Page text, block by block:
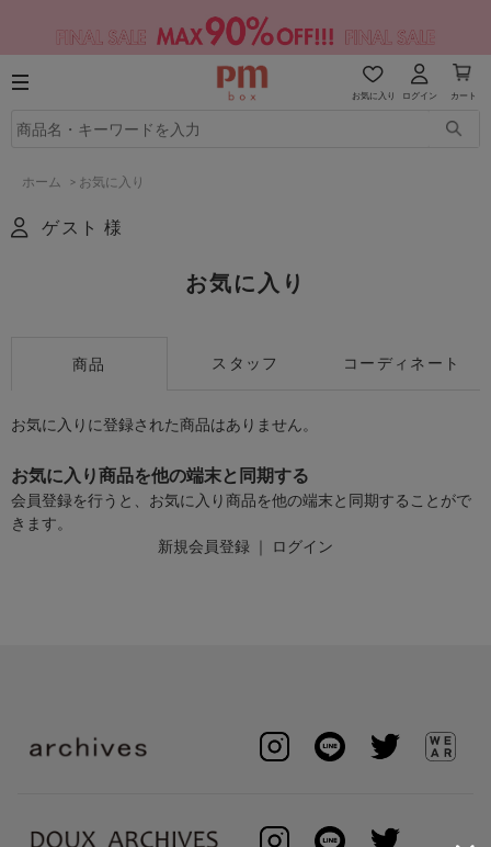
お気に入り ログイン カート
ホーム > お気に入り
ゲスト 様
お気に入り
商品 スタッフ コーディネート
お気に入りに登録された商品はありません。
お気に入り商品を他の端末と同期する
会員登録を行うと、お気に入り商品を他の端末と同期することがで
きます。
新規会員登録 ｜ ログイン